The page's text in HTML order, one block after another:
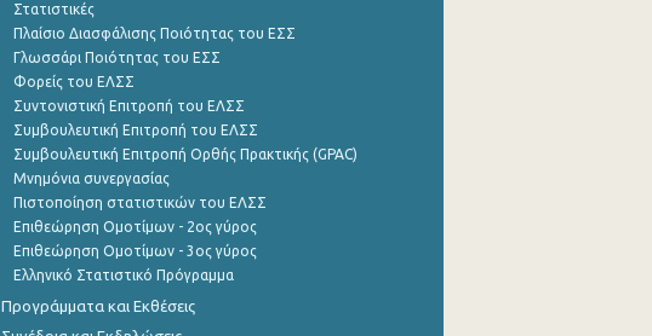
Στατιστικές
Πλαίσιο Διασφάλισης Ποιότητας του ΕΣΣ
Γλωσσάρι Ποιότητας του ΕΣΣ
Φορείς του ΕΛΣΣ
Συντονιστική Επιτροπή του ΕΛΣΣ
Συμβουλευτική Επιτροπή του ΕΛΣΣ
Συμβουλευτική Επιτροπή Ορθής Πρακτικής (GPAC)
Μνημόνια συνεργασίας
Πιστοποίηση στατιστικών του ΕΛΣΣ
Επιθεώρηση Ομοτίμων - 2ος γύρος
Επιθεώρηση Ομοτίμων - 3ος γύρος
Ελληνικό Στατιστικό Πρόγραμμα
Προγράμματα και Εκθέσεις